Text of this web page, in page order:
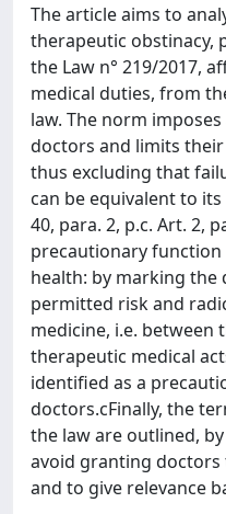
The article aims to
therapeutic obstinacy,
the Law n° 219/2017,
medical duties, from
law. The norm
doctors and limits
thus excluding that
can be equivalent to
40, para. 2, p.c. Art. 2,
precautionary function
health: by marking the
permitted risk and
medicine, i.e. between
therapeutic medical
identified as a
doctors.cFinally, the
the law are outlined,
avoid granting
and to give relevance